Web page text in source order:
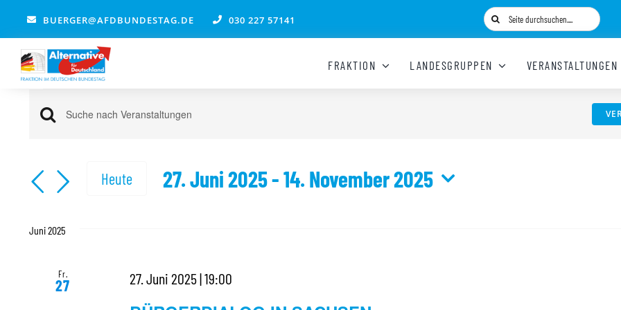
springen
BUERGER@AFDBUNDESTAG.DE 030 227 57141
Suche
nach:
FRAKTION LANDESGRUPPEN VERANSTALTUNGEN
Veranstaltungen
Veranstaltungen
Ansichten,
Bitte
Suche
Veranstaltungen
Heute 27. Juni 2025 - 14. November 2025
Juni 2025
Fr.
27 27. Juni 2025 | 19:00